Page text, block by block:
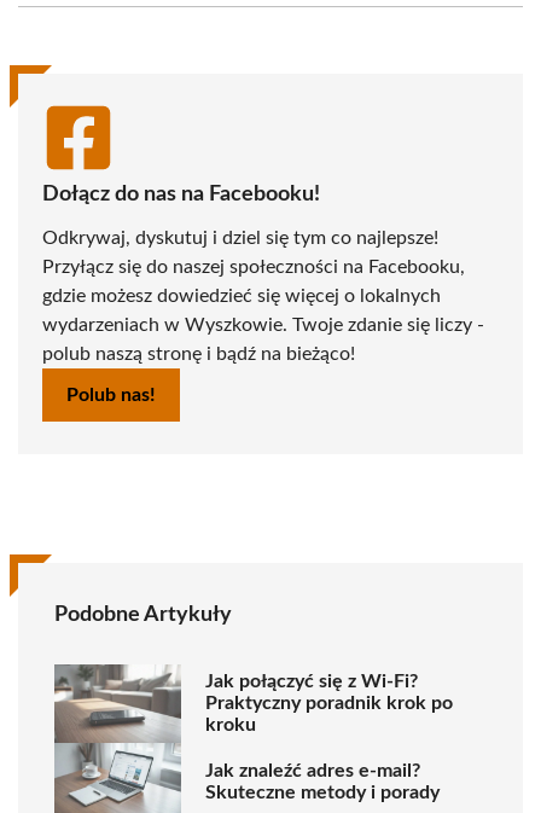
(Twitter)
Dołącz do nas na Facebooku!
Odkrywaj, dyskutuj i dziel się tym co najlepsze!
Przyłącz się do naszej społeczności na Facebooku,
gdzie możesz dowiedzieć się więcej o lokalnych
wydarzeniach w Wyszkowie. Twoje zdanie się liczy -
polub naszą stronę i bądź na bieżąco!
Polub nas!
Podobne Artykuły
Jak połączyć się z Wi-Fi?
Praktyczny poradnik krok po
kroku
Jak znaleźć adres e-mail?
Skuteczne metody i porady